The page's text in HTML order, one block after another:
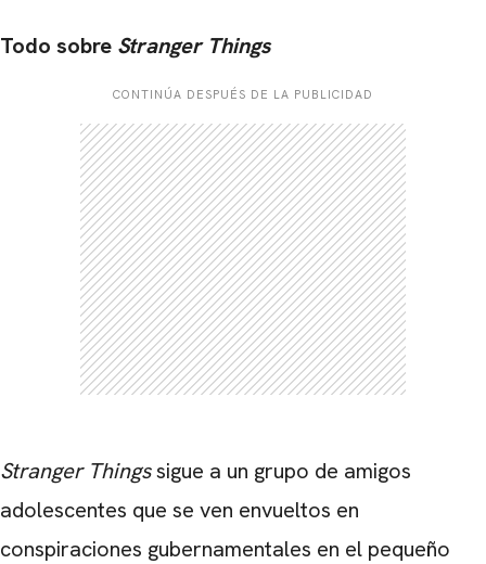
Todo sobre Stranger Things
CONTINÚA DESPUÉS DE LA PUBLICIDAD
Stranger Thingssigue a un grupo de amigos
adolescentes que se ven envueltos en
conspiraciones gubernamentales en el pequeño